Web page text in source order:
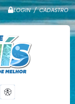
LOGIN / CADASTRO